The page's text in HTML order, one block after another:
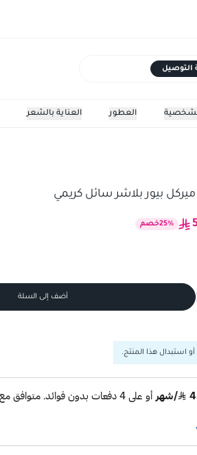
التوصيل
العناية بالشعر العطور
بيور بلاشر سائل كريمي
بيور بلاشر سائل كريمي
25% خصم
أضف إلى السلة
استبدال هذا المنتج.